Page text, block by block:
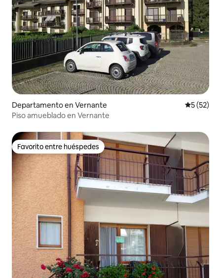
Departamento en Vernante
5 (52)
Piso amueblado en Vernante
Favorito entre huéspedes
Favorito entre huéspedes